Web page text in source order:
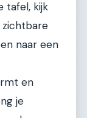
tafel, kijk
zichtbare
naar een
en
je